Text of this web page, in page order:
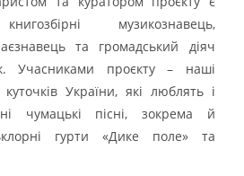
музикознавець,
та громадський діяч
Учасниками проєкту – наші
України, які люблять і
чумацькі пісні, зокрема й
гурти «Дике поле» та